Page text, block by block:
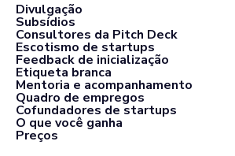
Divulgação
Subsídios
Consultores da Pitch Deck
Escotismo de startups
Feedback de inicialização
Etiqueta branca
Mentoria e acompanhamento
Quadro de empregos
Cofundadores de startups
O que você ganha
Preços